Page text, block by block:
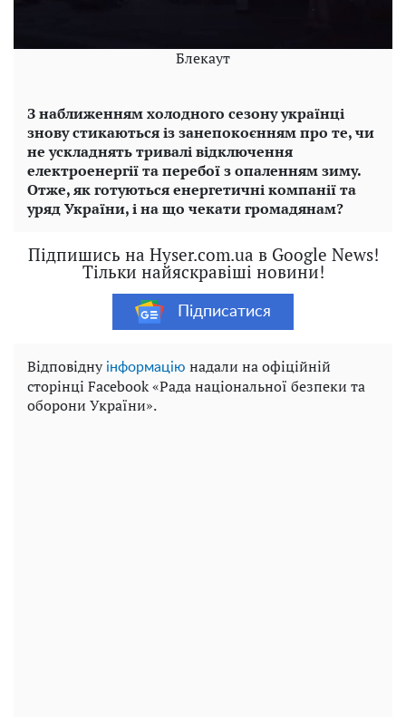
Блекаут
З наближенням холодного сезону українці
знову стикаються із занепокоєнням про те, чи
не ускладнять тривалі відключення
електроенергії та перебої з опаленням зиму.
Отже, як готуються енергетичні компанії та
уряд України, і на що чекати громадянам?
Підпишись на Hyser.com.ua в Google News!
Тільки найяскравіші новини!
Підписатися
Відповідну інформацію надали на офіційній
сторінці Facebook «Рада національної безпеки та
оборони України».